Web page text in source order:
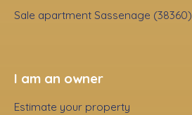
Sale apartment Sassenage (38360)
I am an owner
Estimate your property